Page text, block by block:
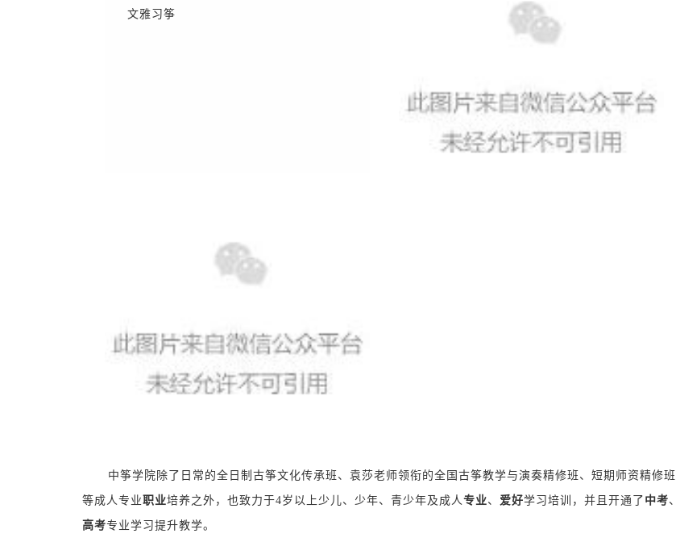
文雅习筝
中筝学院除了日常的全日制古筝文化传承班、袁莎老师领衔的全国古筝教学与演奏精修班、短期师资精修班
等成人专业职业培养之外，也致力于4岁以上少儿、少年、青少年及成人 专业、 爱好学习培训，并且开通了 中考、
高考专业学习提升教学。